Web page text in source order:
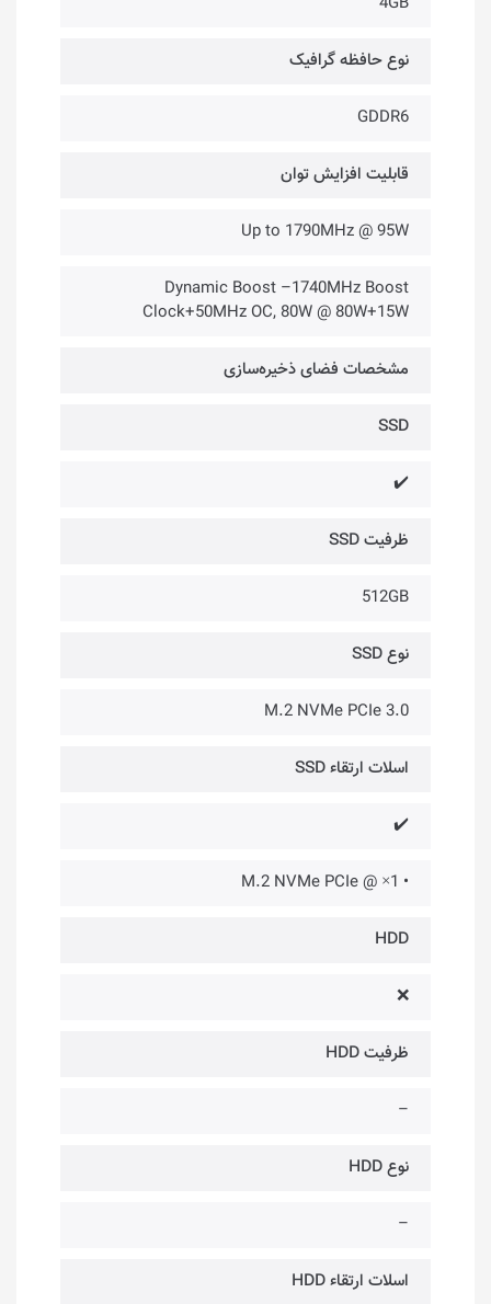
نوع حافظه گرافیک
GDDR6
قابلیت افزایش توان
Up to 1790MHz @ 95W
Dynamic Boost –1740MHz Boost
Clock+50MHz OC, 80W @ 80W+15W
مشخصات فضای ذخیره‌سازی
SSD
✔️
ظرفیت SSD
512GB
نوع SSD
M.2 NVMe PCIe 3.0
اسلات ارتقاء SSD
✔️
• 1× @ M.2 NVMe PCIe
HDD
❌
ظرفیت HDD
–
نوع HDD
–
اسلات ارتقاء HDD